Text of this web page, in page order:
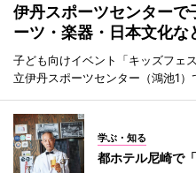
伊丹スポーツセンター
ーツ・楽器・日本文化な
子ども向けイベント「キッズフェ
立伊丹スポーツセンター（鴻池1）
学ぶ・知る
都ホテル尼崎で